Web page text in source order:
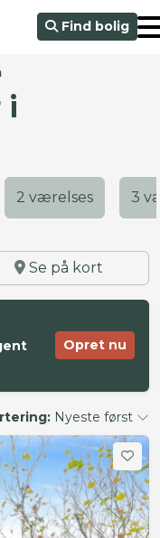
Find bolig
i
2 værelses 3
Se på kort
Opret nu
Nyeste først